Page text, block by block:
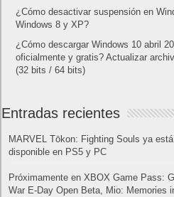
¿Cómo desactivar suspensión en
Windows 8 y XP?
¿Cómo descargar Windows 10 abril
oficialmente y gratis? Actualizar
(32 bits / 64 bits)
Entradas recientes
MARVEL Tōkon: Fighting Souls ya está
disponible en PS5 y PC
Próximamente en XBOX Game Pass:
War E-Day Open Beta, Mio: Memories